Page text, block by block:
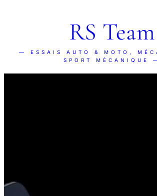
RS Team
— ESSAIS AUTO & MOTO,
SPORT MÉCANIQUE